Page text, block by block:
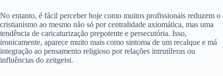
No entanto, é fácil perceber hoje como muitos profissionais reduzem o
cristianismo ao mesmo não só por centralidade axiomática, mas uma
tendência de caricaturização prepotente e persecutória. Isso,
ironicamente, aparece muito mais como sintoma de um recalque e má
integração ao pensamento religioso por relações intrutíferas ou
influências do zeitgeist.